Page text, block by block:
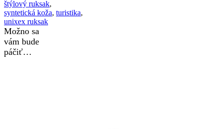
štýlový ruksak,
syntetická koža, turistika,
unixex ruksak
Možno sa
vám bude
páčiť…